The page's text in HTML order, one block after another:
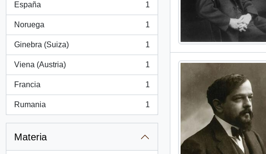
España
, 1 resultados
1
Noruega
, 1 resultados
1
Ginebra (Suiza)
, 1 resultados
1
Viena (Austria)
, 1 resultados
1
Francia
, 1 resultados
1
Rumania
, 1 resultados
1
Materia